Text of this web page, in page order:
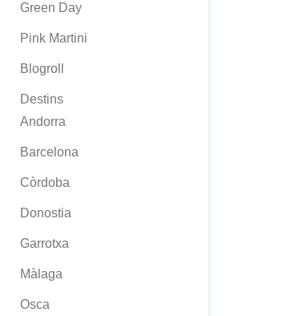
Green Day
Pink Martini
Blogroll
Destins
Andorra
Barcelona
Còrdoba
Donostia
Garrotxa
Màlaga
Osca